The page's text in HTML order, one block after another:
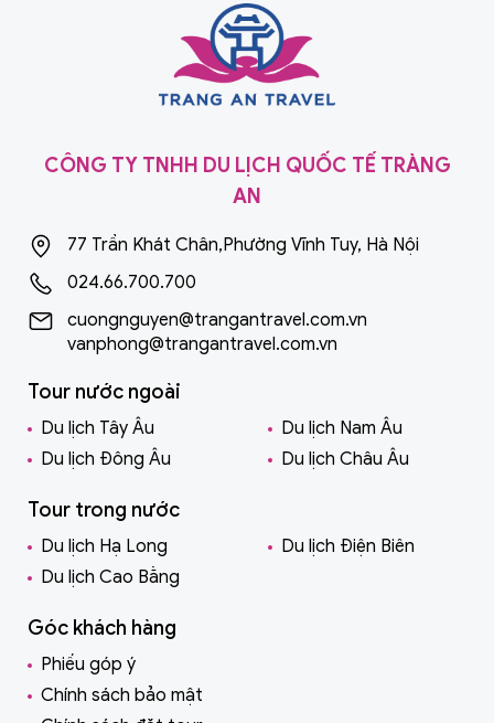
CÔNG TY TNHH DU LỊCH QUỐC TẾ TRÀNG
AN
77 Trần Khát Chân,Phường Vĩnh Tuy, Hà Nội
024.66.700.700
cuongnguyen@trangantravel.com.vn
vanphong@trangantravel.com.vn
Tour nước ngoài
Du lịch Tây Âu
Du lịch Nam Âu
Du lịch Đông Âu
Du lịch Châu Âu
Tour trong nước
Du lịch Hạ Long
Du lịch Điện Biên
Du lịch Cao Bằng
Góc khách hàng
Phiếu góp ý
Chính sách bảo mật